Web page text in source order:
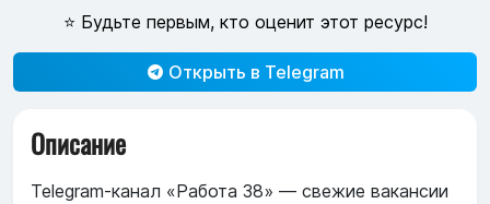
⭐ Будьте первым, кто оценит этот ресурс!
Открыть в Telegram
Описание
Telegram-канал «Работа 38» — свежие вакансии